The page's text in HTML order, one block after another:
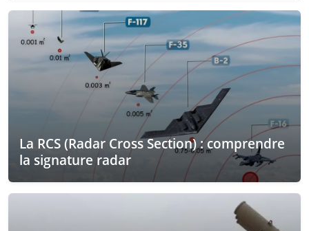
La RCS (Radar Cross Section) : comprendre
la signature radar